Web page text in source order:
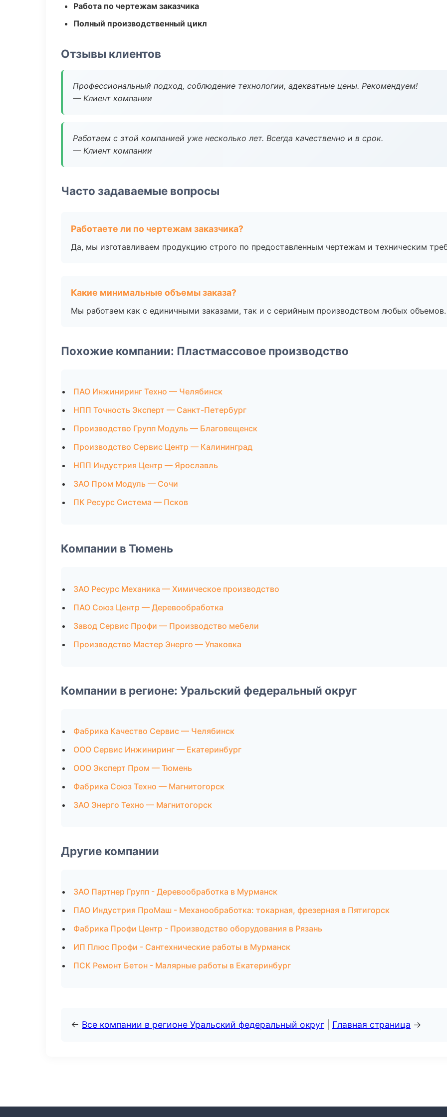
Работа по чертежам заказчика
Полный производственный цикл
Отзывы клиентов
Профессиональный подход, соблюдение технологии, адекватные цены. Рекомендуем!
— Клиент компании
Работаем с этой компанией уже несколько лет. Всегда качественно и в срок.
— Клиент компании
Часто задаваемые вопросы
Работаете ли по чертежам заказчика?
Да, мы изготавливаем продукцию строго по предоставленным чертежам и техническим
Какие минимальные объемы заказа?
Мы работаем как с единичными заказами, так и с серийным производством любых объемов.
Похожие компании: Пластмассовое производство
ПАО Инжиниринг Техно — Челябинск
НПП Точность Эксперт — Санкт-Петербург
Производство Групп Модуль — Благовещенск
Производство Сервис Центр — Калининград
НПП Индустрия Центр — Ярославль
ЗАО Пром Модуль — Сочи
ПК Ресурс Система — Псков
Компании в Тюмень
ЗАО Ресурс Механика — Химическое производство
ПАО Союз Центр — Деревообработка
Завод Сервис Профи — Производство мебели
Производство Мастер Энерго — Упаковка
Компании в регионе: Уральский федеральный округ
Фабрика Качество Сервис — Челябинск
ООО Сервис Инжиниринг — Екатеринбург
ООО Эксперт Пром — Тюмень
Фабрика Союз Техно — Магнитогорск
ЗАО Энерго Техно — Магнитогорск
Другие компании
ЗАО Партнер Групп - Деревообработка в Мурманск
ПАО Индустрия ПроМаш - Механообработка: токарная, фрезерная в Пятигорск
Фабрика Профи Центр - Производство оборудования в Рязань
ИП Плюс Профи - Сантехнические работы в Мурманск
ПСК Ремонт Бетон - Малярные работы в Екатеринбург
← Все компании в регионе Уральский федеральный округ Главная страница →